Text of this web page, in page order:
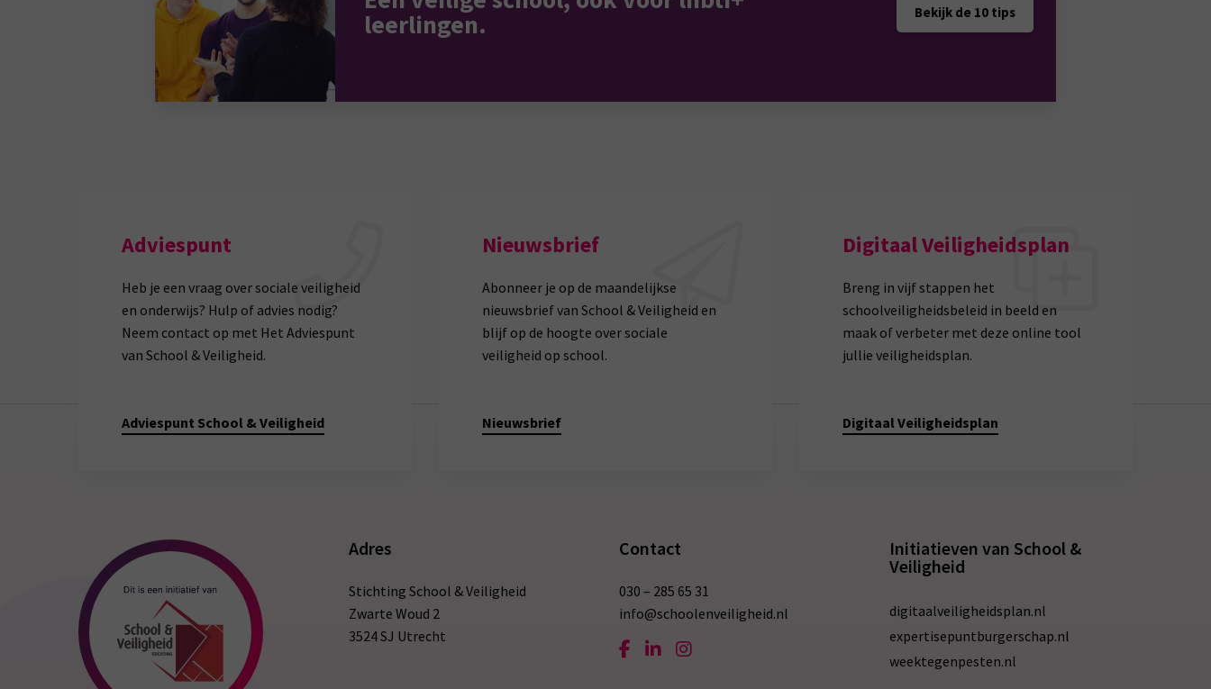
leerlingen. Bekijk de 10 tips
Adviespunt
Heb je een vraag over sociale veiligheid
en onderwijs? Hulp of advies nodig?
Neem contact op met Het Adviespunt
van School & Veiligheid.
Adviespunt School & Veiligheid
Nieuwsbrief
Abonneer je op de maandelijkse
nieuwsbrief van School & Veiligheid en
blijf op de hoogte over sociale
veiligheid op school.
Nieuwsbrief
Digitaal Veiligheidsplan
Breng in vijf stappen het
schoolveiligheidsbeleid in beeld en
maak of verbeter met deze online tool
jullie veiligheidsplan.
Digitaal Veiligheidsplan
Adres
Stichting School & Veiligheid
Zwarte Woud 2
3524 SJ Utrecht
Contact
030 – 285 65 31
info@schoolenveiligheid.nl
Initiatieven van School &
Veiligheid
digitaalveiligheidsplan.nl
expertisepuntburgerschap.nl
weektegenpesten.nl